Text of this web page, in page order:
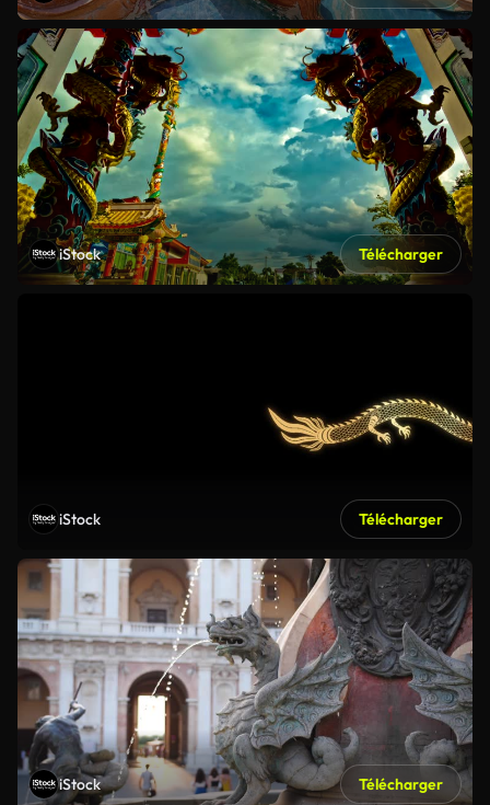
iStock Télécharger
iStock Télécharger
iStock Télécharger